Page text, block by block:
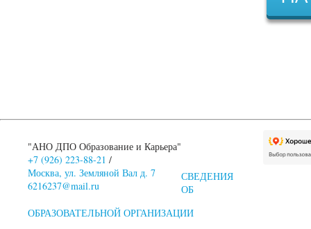
"АНО ДПО Образование и Карьера"
+7 (926) 223-88-21 /
Москва, ул. Земляной Вал д. 7
6216237@mail.ru
СВЕДЕНИЯ
ОБ
ОБРАЗОВАТЕЛЬНОЙ ОРГАНИЗАЦИИ